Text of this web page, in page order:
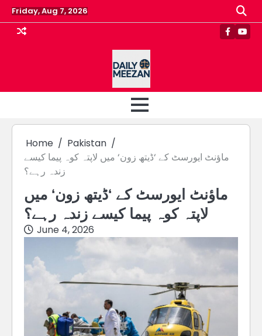
Skip
to
content
Friday, Aug 7, 2026
Home
Pakistan
ماؤنٹ ایورسٹ کے ‘ڈیتھ زون‘ میں لاپتہ کوہ پیما کیسے
زندہ رہے؟
ماؤنٹ ایورسٹ کے ‘ڈیتھ زون‘ میں
لاپتہ کوہ پیما کیسے زندہ رہے؟
June 4, 2026